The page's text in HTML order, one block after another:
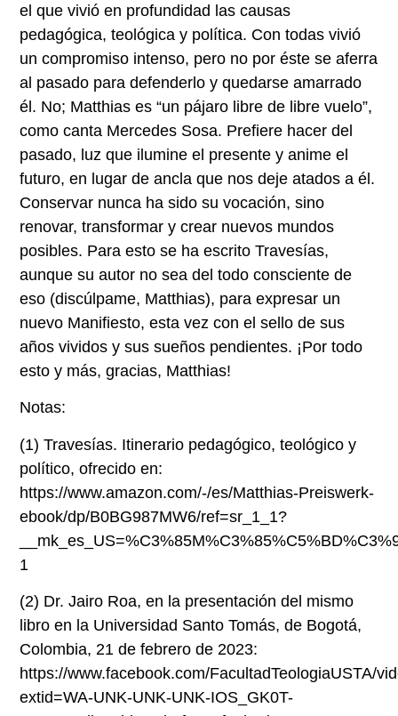
el que vivió en profundidad las causas
pedagógica, teológica y política. Con todas vivió
un compromiso intenso, pero no por éste se aferra
al pasado para defenderlo y quedarse amarrado
él. No; Matthias es “un pájaro libre de libre vuelo”,
como canta Mercedes Sosa. Prefiere hacer del
pasado, luz que ilumine el presente y anime el
futuro, en lugar de ancla que nos deje atados a él.
Conservar nunca ha sido su vocación, sino
renovar, transformar y crear nuevos mundos
posibles. Para esto se ha escrito Travesías,
aunque su autor no sea del todo consciente de
eso (discúlpame, Matthias), para expresar un
nuevo Manifiesto, esta vez con el sello de sus
años vividos y sus sueños pendientes. ¡Por todo
esto y más, gracias, Matthias!
Notas:
(1) Travesías. Itinerario pedagógico, teológico y
político, ofrecido en:
https://www.amazon.com/-/es/Matthias-Preiswerk-
ebook/dp/B0BG987MW6/ref=sr_1_1?
1
(2) Dr. Jairo Roa, en la presentación del mismo
libro en la Universidad Santo Tomás, de Bogotá,
Colombia, 21 de febrero de 2023:
https://www.facebook.com/FacultadTeologiaUSTA/
extid=WA-UNK-UNK-UNK-IOS_GK0T-